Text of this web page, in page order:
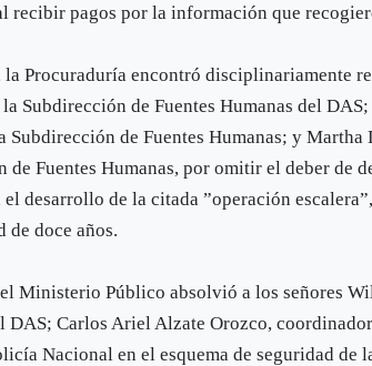
recibir pagos por la información que
la Procuraduría encontró disciplinariamente
Subdirección de Fuentes Humanas del
Subdirección de Fuentes Humanas; y
de Fuentes Humanas, por omitir el deber de
desarrollo de la citada ”operación
de doce años.
Ministerio Público absolvió a los señores
DAS; Carlos Ariel Alzate Orozco,
Nacional en el esquema de seguridad